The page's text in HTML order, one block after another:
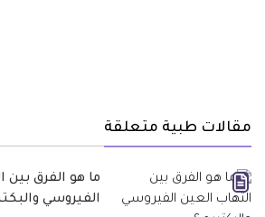
مقالات طبية متعلقة
ما هو الفرق بين
الفيروسي